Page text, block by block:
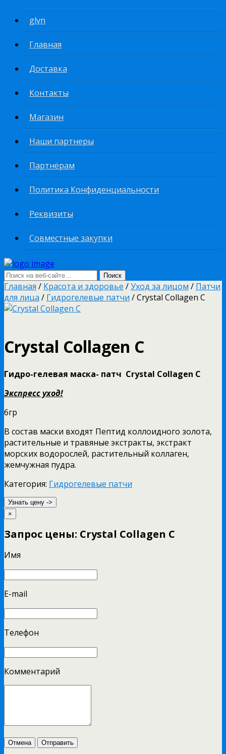
glvn
Главная
Доставка
Контакты
Магазин
Наши партнеры
Партнёрам
Политика Конфиденциальности
Реквизиты
Совместные закупки
Главная / Красота и здоровье /Уход за лицом / Патчи
для лица / Гидрогелевые патчи / Crystal Collagen C
Crystal Collagen C
Гидро-гелевая маска- патч Crystal Collagen C
Экспресс уход!
6гр
В состав маски входят Пептид коллоидного золота,
растительные и травяные экстракты, экстракт
морских водорослей, растительный коллаген,
жемчужная пудра.
Категория: Гидрогелевые патчи
Узнать цену ->
×
Запрос цены: Crystal Collagen C
Имя
E-mail
Телефон
Комментарий
Отмена Отправить